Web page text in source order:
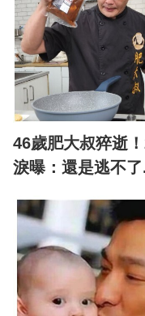
46歲肥大叔猝逝
淚曝：還是逃不